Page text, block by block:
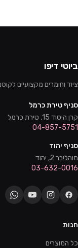
ביוטי דיפו
ציוד וחומרים מקצועיים
סניף טירת כרמל
קרן היסוד 15, טירת כרמל
04-857-5751
סניף יהוד
מוהליבר 2, יהוד
03-632-0016
חנות
כל המוצרים